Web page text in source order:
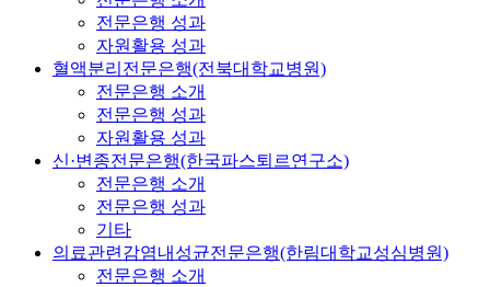
전문은행 성과
자원활용 성과
혈액분리전문은행(전북대학교병원)
전문은행 소개
전문은행 성과
자원활용 성과
신·변종전문은행(한국파스퇴르연구소)
전문은행 소개
전문은행 성과
기타
의료관련감염내성균전문은행(한림대학교성심병원)
전문은행 소개